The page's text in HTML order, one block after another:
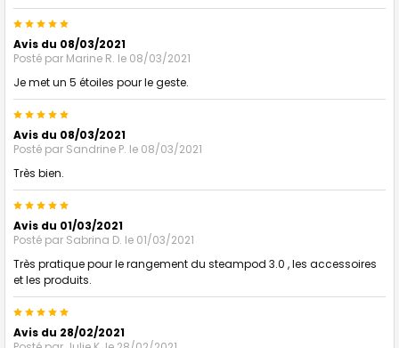
5
Avis du 08/03/2021
Posté par Marine R. le 08/03/2021
Je met un 5 étoiles pour le geste.
5
Avis du 08/03/2021
Posté par Sandrine P. le 08/03/2021
Très bien.
5
Avis du 01/03/2021
Posté par Sabrina D. le 01/03/2021
Très pratique pour le rangement du steampod 3.0 , les accessoires
et les produits.
5
Avis du 28/02/2021